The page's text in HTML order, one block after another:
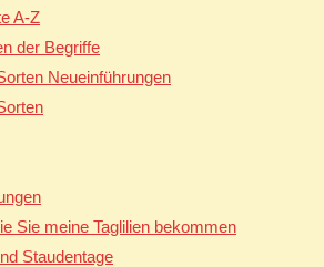
A-Z
der Begriffe
Neueinführungen
Sie meine Taglilien bekommen
Staudentage